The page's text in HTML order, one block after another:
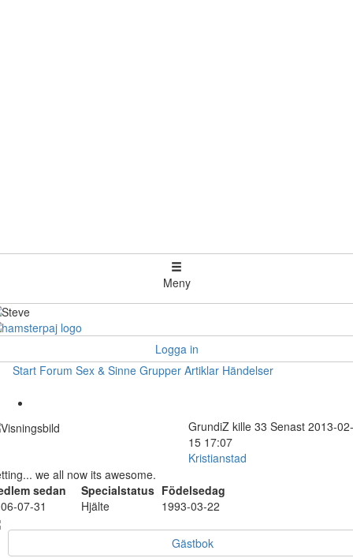
Meny
Logga in
Start Forum Sex & Sinne Grupper Artiklar Händelser
GrundiZ kille 33 Senast 2013-02-
15 17:07
Kristianstad
we all now its awesome.
sedan
Specialstatus Födelsedag
07-31
Hjälte 1993-03-22
Gästbok